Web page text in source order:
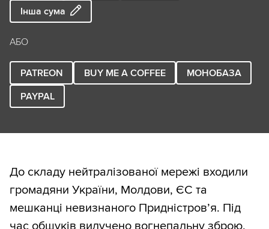
Інша сума
АБО
PATREON BUY ME A COFFEE
МОНОБАЗА
PAYPAL
До складу нейтралізованої мережі входили
громадяни України, Молдови, ЄС та
мешканці невизнаного Придністров’я. Під